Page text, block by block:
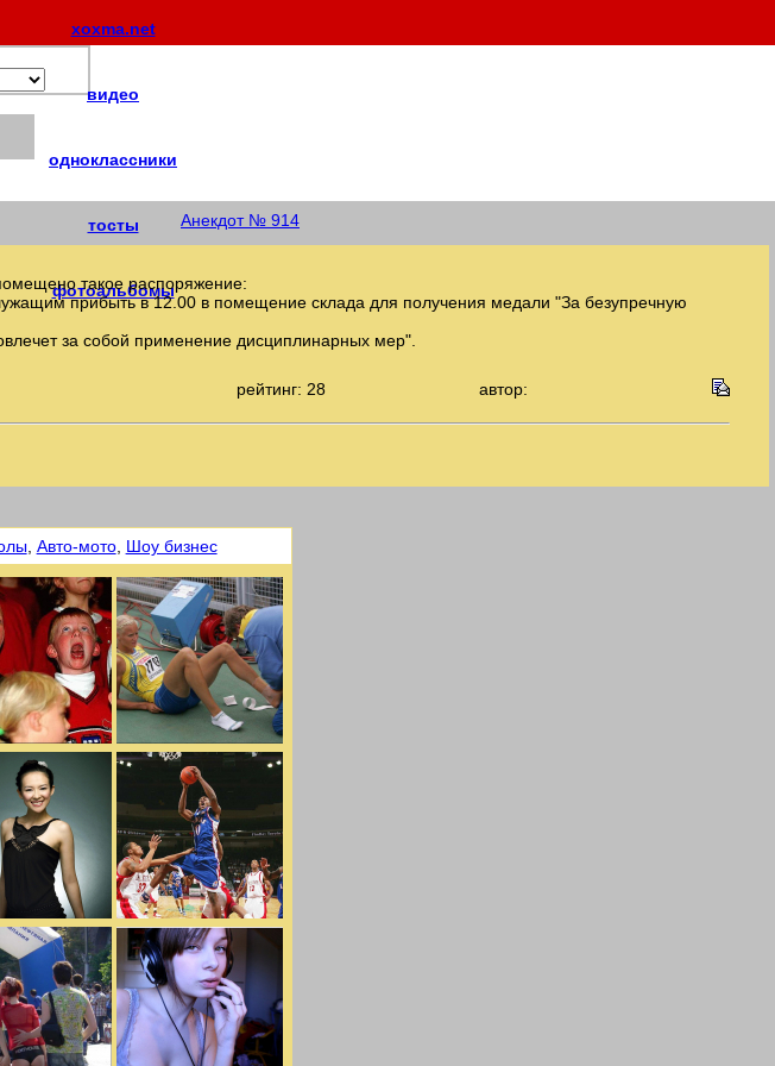
xoxma.net
видео
одноклассники
тосты
фотоальбомы
Анекдот № 914
такое распоряжение:
прибыть в 12.00 в помещение склада для получения медали "За безупречную
за собой применение дисциплинарных мер".
рейтинг: 28 автор:
, Авто-мото, Шоу бизнес